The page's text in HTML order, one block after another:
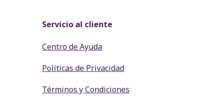
Servicio al cliente
Centro de Ayuda
Políticas de Privacidad
Términos y Condiciones